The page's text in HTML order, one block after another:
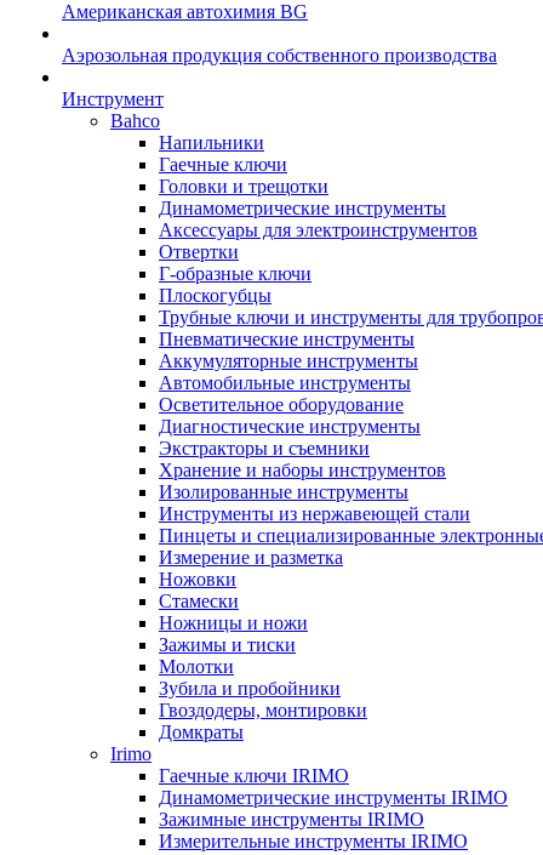
Американская автохимия BG
Аэрозольная продукция собственного производства
Инструмент
Bahco
Напильники
Гаечные ключи
Головки и трещотки
Динамометрические инструменты
Аксессуары для электроинструментов
Отвертки
Г-образные ключи
Плоскогубцы
Трубные ключи и инструменты для
Пневматические инструменты
Аккумуляторные инструменты
Автомобильные инструменты
Осветительное оборудование
Диагностические инструменты
Экстракторы и съемники
Хранение и наборы инструментов
Изолированные инструменты
Инструменты из нержавеющей стали
Пинцеты и специализированные
Измерение и разметка
Ножовки
Стамески
Ножницы и ножи
Зажимы и тиски
Молотки
Зубила и пробойники
Гвоздодеры, монтировки
Домкраты
Irimo
Гаечные ключи IRIMO
Динамометрические инструменты IRIMO
Зажимные инструменты IRIMO
Измерительные инструменты IRIMO